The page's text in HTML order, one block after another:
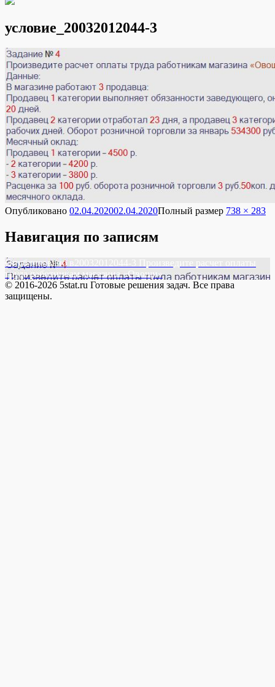
условие_20032012044-3
Опубликовано 02.04.202002.04.2020Полный размер 738 × 283
Навигация по записям
Опубликовано в
труда работникам магазина «Овощи»
© 2016-2026 5stat.ru Готовые решения задач. Все права
защищены.